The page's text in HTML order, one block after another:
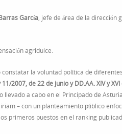
García, jefe de área de la dirección
agridulce.
constatar la voluntad política de
2007, de 22 de junio y DD.AA. XIV y
llevado a cabo en el Principado de
– con un planteamiento público
primeros puestos en el ranking